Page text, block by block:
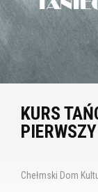
KURS
Chełmski Dom